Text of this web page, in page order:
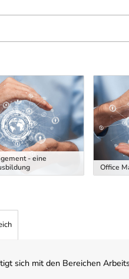
- eine
Office
sich mit den Bereichen